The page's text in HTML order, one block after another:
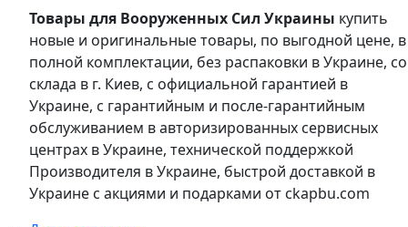
Товары для Вооруженных Сил Украины купить
новые и оригинальные товары, по выгодной цене, в
полной комплектации, без распаковки в Украине, со
склада в г. Киев, с официальной гарантией в
Украине, с гарантийным и после-гарантийным
обслуживанием в авторизированных сервисных
центрах в Украине, технической поддержкой
Производителя в Украине, быстрой доставкой в
Украине с акциями и подарками от ckapbu.com